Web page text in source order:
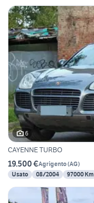
6
CAYENNE TURBO
19.500 €Agrigento(AG)
Usato
08/2004 97000 Km